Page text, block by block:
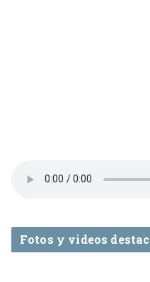
Fotos y videos